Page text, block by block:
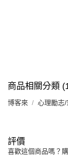
商品相關分類
博客來 心理勵志/
評價
喜歡這個商品嗎？